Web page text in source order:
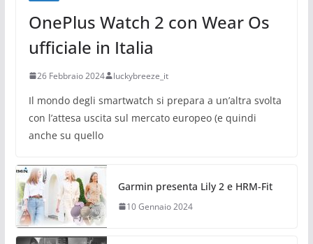
OnePlus Watch 2 con Wear Os
ufficiale in Italia
26 Febbraio 2024 luckybreeze_it
Il mondo degli smartwatch si prepara a un’altra svolta
con l’attesa uscita sul mercato europeo (e quindi
anche su quello
Garmin presenta Lily 2 e HRM-Fit
10 Gennaio 2024